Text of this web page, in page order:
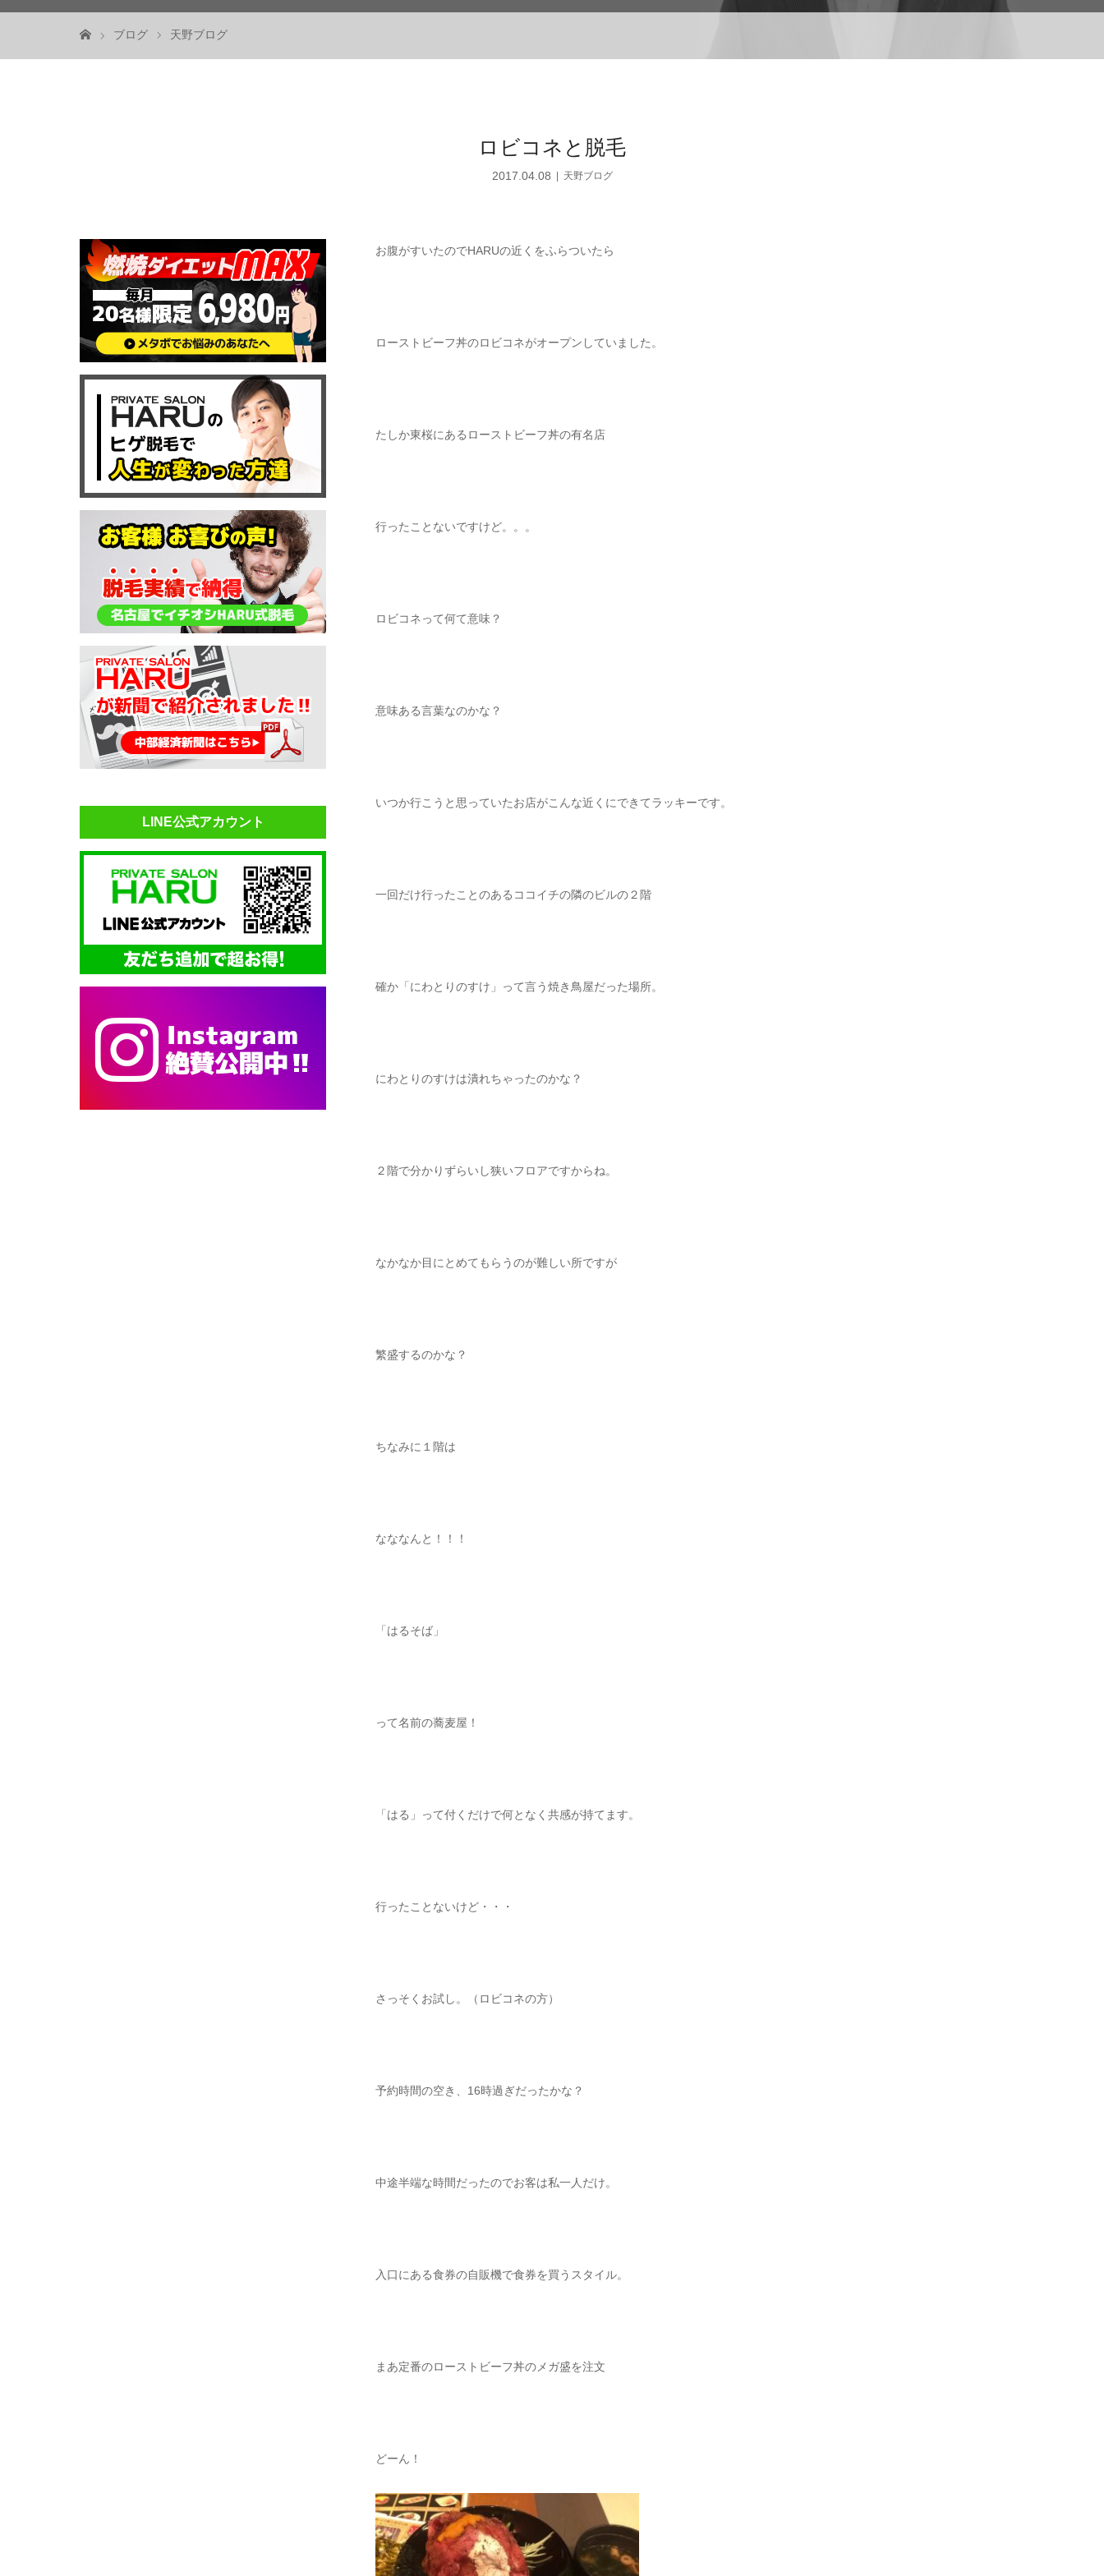
ブログ 天野ブログ
ロビコネと脱毛
2017.04.08 天野ブログ
お腹がすいたのでHARUの近くをふらついたら
ローストビーフ丼のロビコネがオープンしていました。
たしか東桜にあるローストビーフ丼の有名店
行ったことないですけど。。。
ロビコネって何て意味？
意味ある言葉なのかな？
いつか行こうと思っていたお店がこんな近くにできてラッキーです。
一回だけ行ったことのあるココイチの隣のビルの２階
確か「にわとりのすけ」って言う焼き鳥屋だった場所。
にわとりのすけは潰れちゃったのかな？
２階で分かりずらいし狭いフロアですからね。
なかなか目にとめてもらうのが難しい所ですが
繁盛するのかな？
ちなみに１階は
なななんと！！！
「はるそば」
って名前の蕎麦屋！
「はる」って付くだけで何となく共感が持てます。
行ったことないけど・・・
さっそくお試し。（ロビコネの方）
予約時間の空き、16時過ぎだったかな？
中途半端な時間だったのでお客は私一人だけ。
入口にある食券の自販機で食券を買うスタイル。
まあ定番のローストビーフ丼のメガ盛を注文
どーん！
LINE公式アカウント